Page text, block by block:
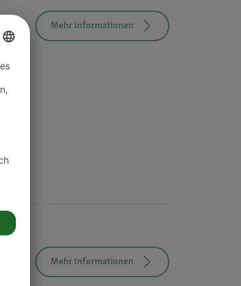
Mehr Informationen
Mehr Informationen